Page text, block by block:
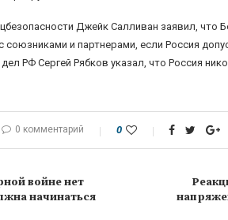
Джейк Салливан заявил,
и партнерами, если Россия
РФ Сергей Рябков указал, что Россия
0 комментарий 0
войне нет
начинаться